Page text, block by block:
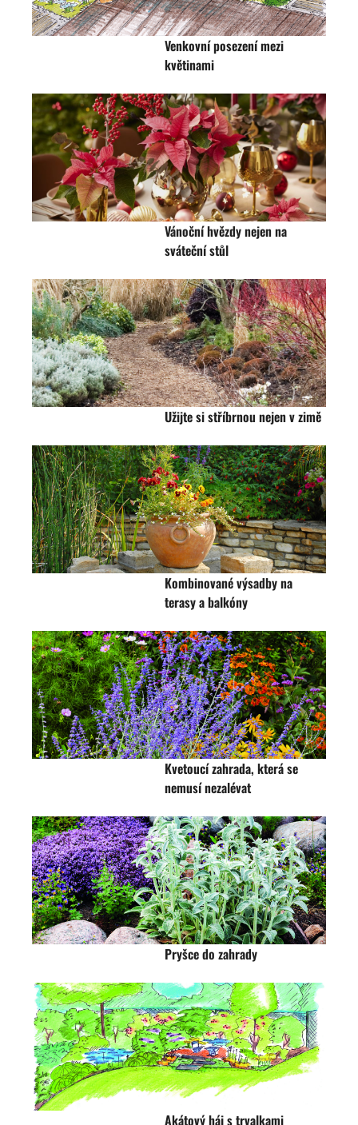
Venkovní posezení mezi
květinami
Vánoční hvězdy nejen na
sváteční stůl
Užijte si stříbrnou nejen v zimě
Kombinované výsadby na
terasy a balkóny
Kvetoucí zahrada, která se
nemusí nezalévat
Pryšce do zahrady
Akátový háj s trvalkami